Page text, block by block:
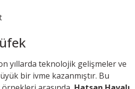
yıllarda teknolojik gelişmeler ve
bir ivme kazanmıştır. Bu